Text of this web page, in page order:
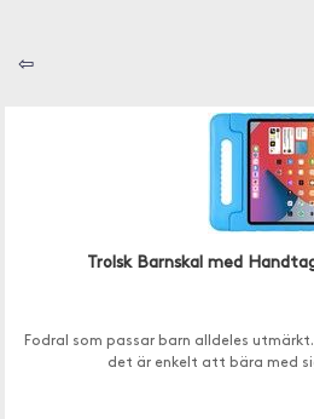
⇦
Trolsk Barnskal med
Fodral som passar barn alldeles
det är enkelt att bära med